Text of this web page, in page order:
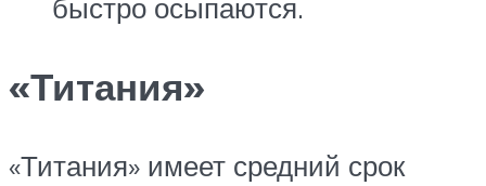
быстро осыпаются.
«Титания»
«Титания» имеет средний срок